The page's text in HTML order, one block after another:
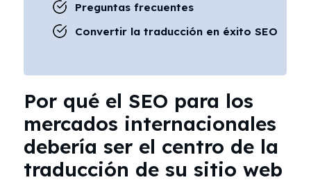
Preguntas frecuentes
Convertir la traducción en éxito SEO
Por qué el SEO para los
mercados internacionales
debería ser el centro de la
traducción de su sitio web